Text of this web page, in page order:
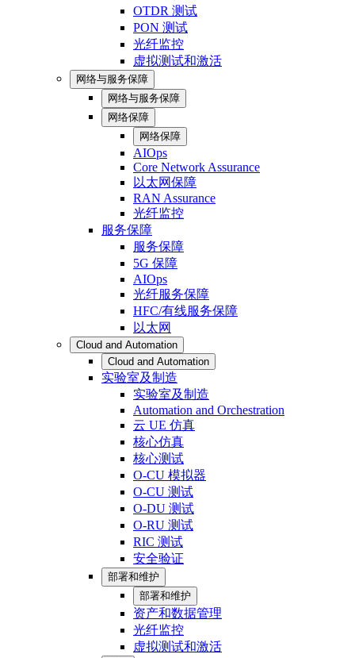
OTDR 测试
PON 测试
光纤监控
虚拟测试和激活
网络与服务保障
网络与服务保障
网络保障
网络保障
AIOps
Core Network Assurance
以太网保障
RAN Assurance
光纤监控
服务保障
服务保障
5G 保障
AIOps
光纤服务保障
HFC/有线服务保障
以太网
Cloud and Automation
Cloud and Automation
实验室及制造
实验室及制造
Automation and Orchestration
云 UE 仿真
核心仿真
核心测试
O-CU 模拟器
O-CU 测试
O-DU 测试
O-RU 测试
RIC 测试
安全验证
部署和维护
部署和维护
资产和数据管理
光纤监控
虚拟测试和激活